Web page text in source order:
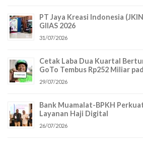
PT Jaya Kreasi Indonesia
GIIAS 2026
31/07/2026
Cetak Laba Dua Kuartal
GoTo Tembus Rp252 Miliar
29/07/2026
Bank Muamalat-BPKH
Layanan Haji Digital
26/07/2026